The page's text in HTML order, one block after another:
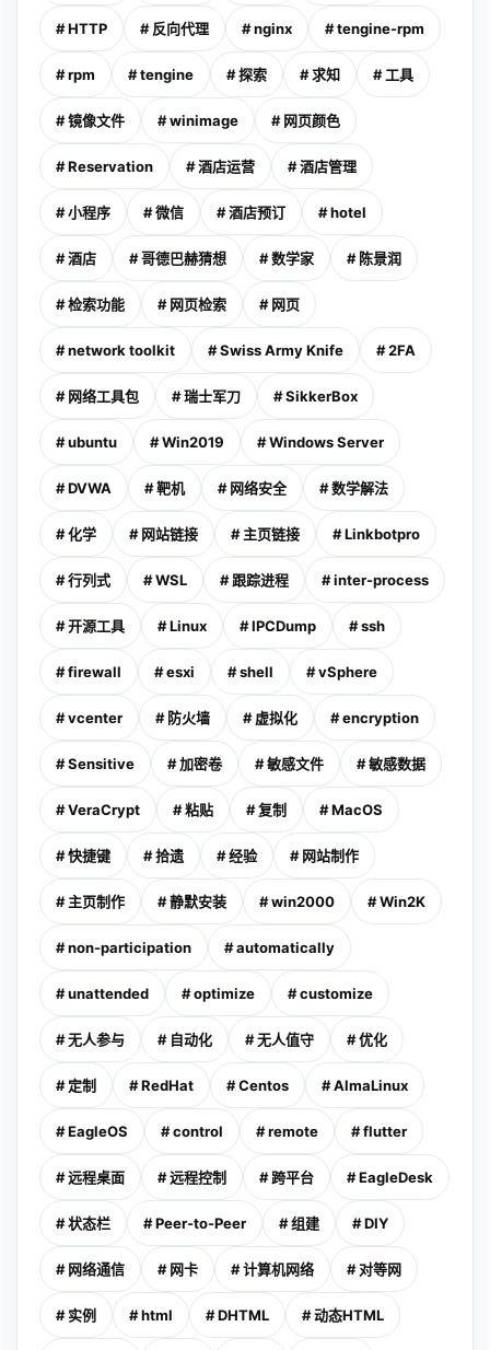
# HTTP # 反向代理 # nginx # tengine-rpm
# rpm # tengine # 探索 # 求知 # 工具
# 镜像文件 # winimage # 网页颜色
# Reservation # 酒店运营 # 酒店管理
# 小程序 # 微信 # 酒店预订 # hotel
# 酒店 # 哥德巴赫猜想 # 数学家 # 陈景润
# 检索功能 # 网页检索 # 网页
# network toolkit # Swiss Army Knife # 2FA
# 网络工具包 # 瑞士军刀 # SikkerBox
# ubuntu # Win2019 # Windows Server
# DVWA # 靶机 # 网络安全 # 数学解法
# 化学 # 网站链接 # 主页链接 # Linkbotpro
# 行列式 # WSL # 跟踪进程 # inter-process
# 开源工具 # Linux # IPCDump # ssh
# firewall # esxi # shell # vSphere
# vcenter # 防火墙 # 虚拟化 # encryption
# Sensitive # 加密卷 # 敏感文件 # 敏感数据
# VeraCrypt # 粘贴 # 复制 # MacOS
# 快捷键 # 拾遗 # 经验 # 网站制作
# 主页制作 # 静默安装 # win2000 # Win2K
# non-participation # automatically
# unattended # optimize # customize
# 无人参与 # 自动化 # 无人值守 # 优化
# 定制 # RedHat # Centos # AlmaLinux
# EagleOS # control # remote # flutter
# 远程桌面 # 远程控制 # 跨平台 # EagleDesk
# 状态栏 # Peer-to-Peer # 组建 # DIY
# 网络通信 # 网卡 # 计算机网络 # 对等网
# 实例 # html # DHTML # 动态HTML